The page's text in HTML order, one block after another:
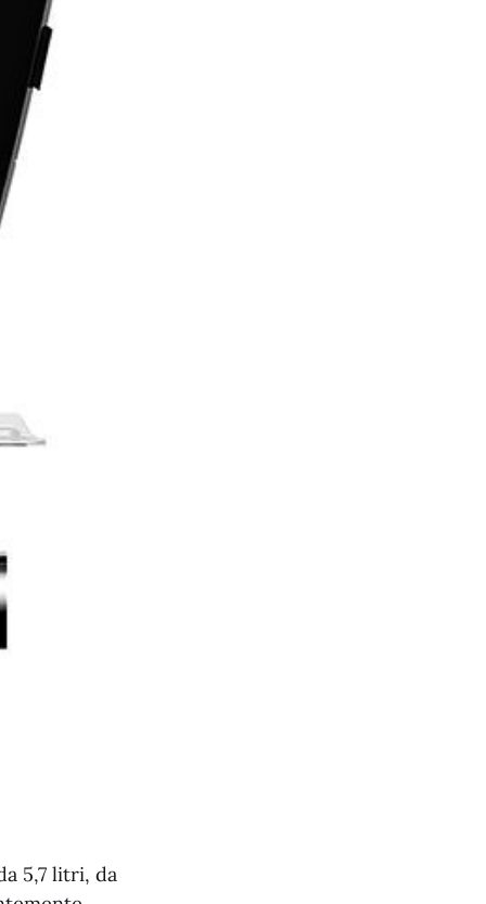
5,7 litri, da